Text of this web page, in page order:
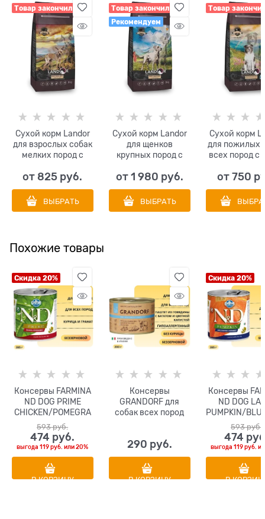
Товар закончился
Сухой корм Landor
для взрослых собак
мелких пород с
Dog Adult Small
Rice
от 825 руб.
ВЫБРАТЬ
Товар закончился
Рекомендуем
Сухой корм Landor
для щенков
крупных пород с
Puppy Large Breed
от 1 980 руб.
ВЫБРАТЬ
Товар
Сухой корм
для пожилых
всех пород с
All Breed
от 750
Похожие товары
Скидка 20%
Консервы FARMINA
ND DOG PRIME
CHICKEN/POMEGRA
NATE для взрослых
собак всех пород с
курицей и гранатом
593 руб.
474 руб.
выгода119 руб. или20%
В КОРЗИНУ
Консервы
GRANDORF для
собак всех пород
и цветной капустой
290 руб.
В КОРЗИНУ
Скидка 20%
Консервы
ND DOG
PUMPKIN/
собак всех
ягненком,
593 руб.
474
выгода119 руб.
В